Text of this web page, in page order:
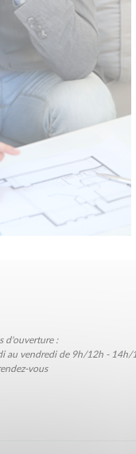
d'ouverture :
au vendredi de 9h/12h - 14h/
vous